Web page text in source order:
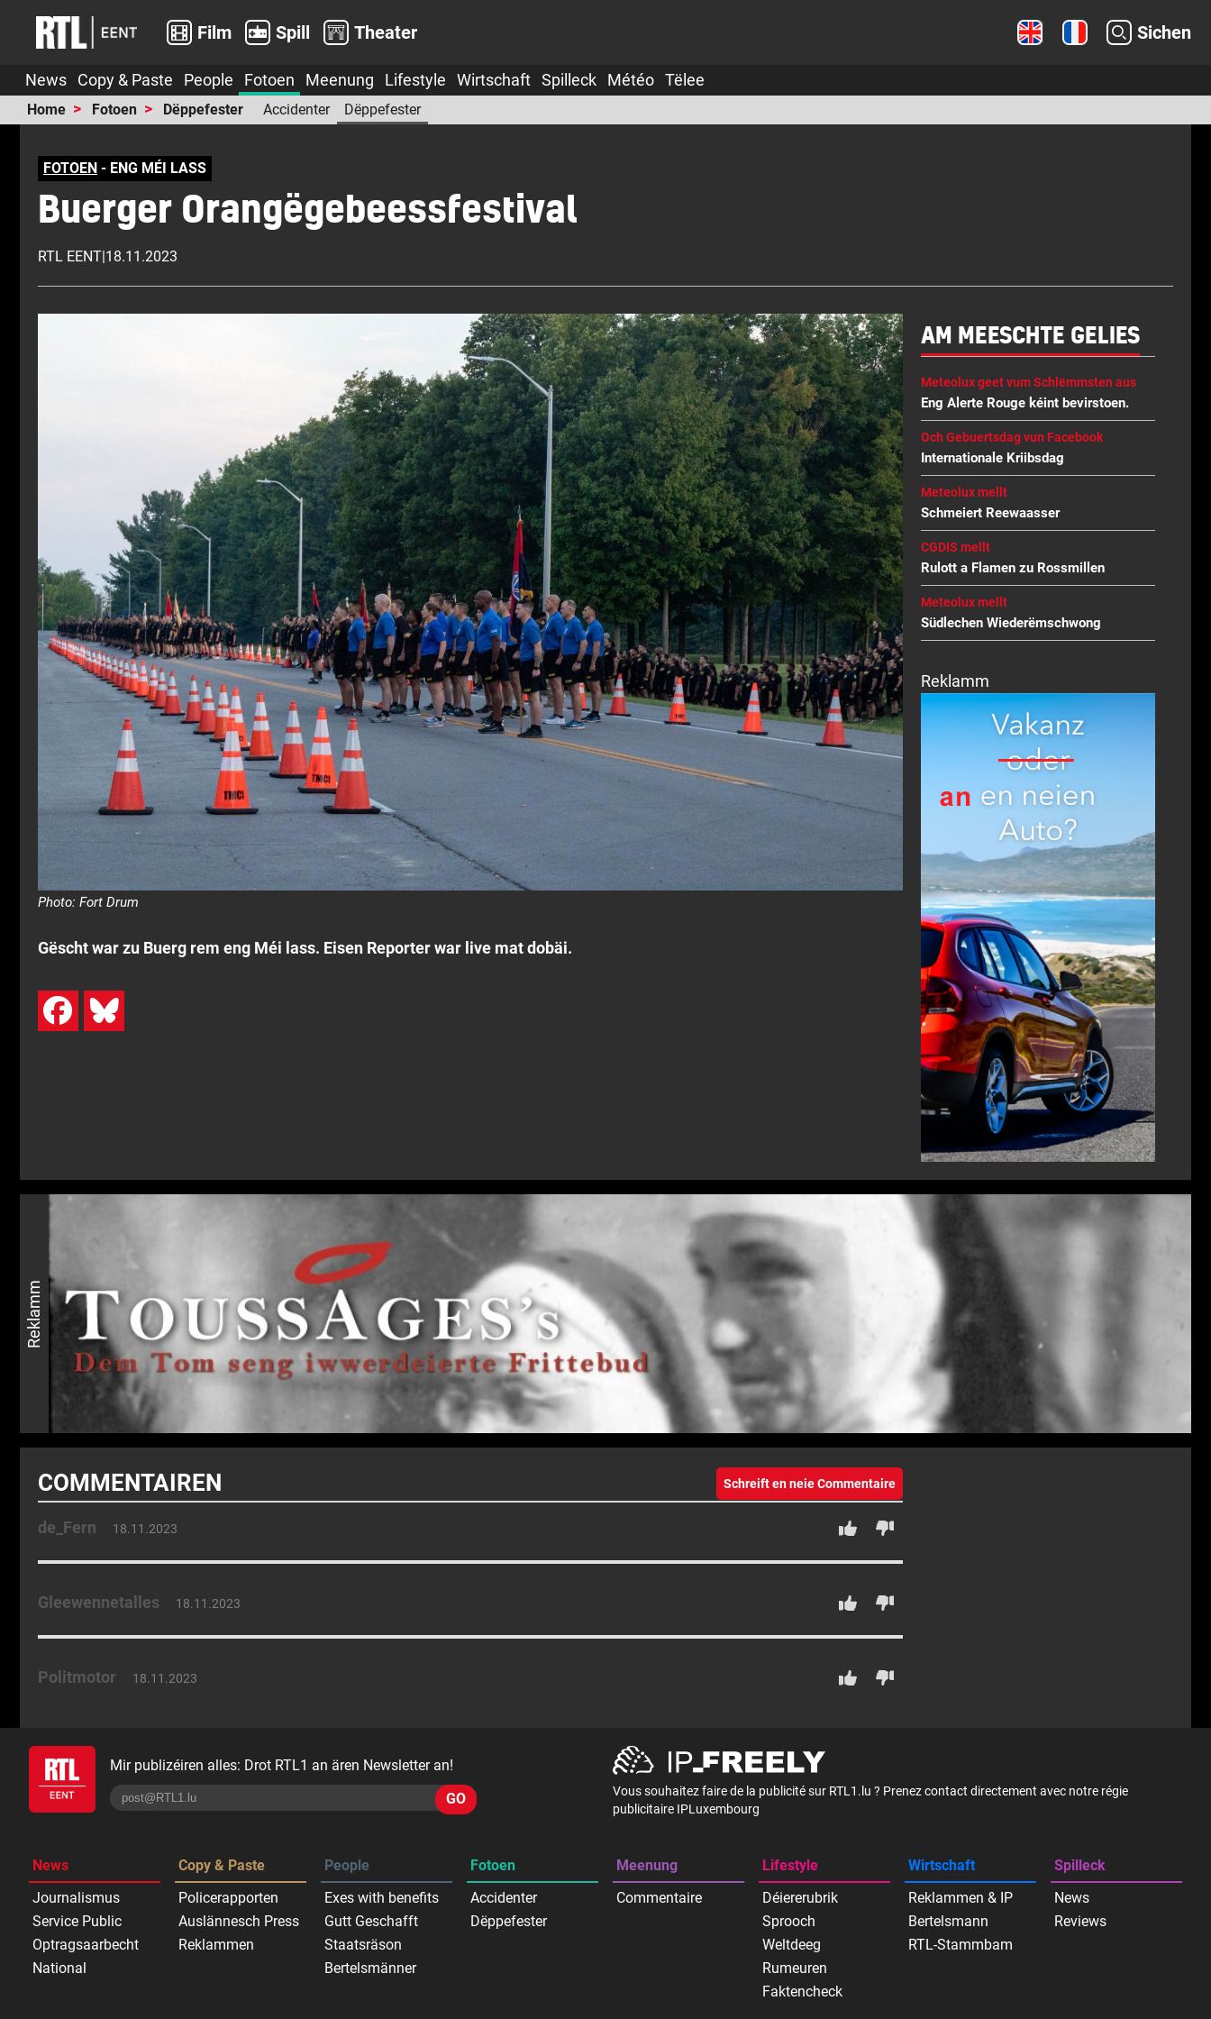
Film Spill Theater Sichen
News Copy & Paste People Fotoen Meenung Lifestyle Wirtschaft Spilleck Météo Tëlee
Home Fotoen Dëppefester Accidenter Dëppefester
FOTOEN - ENG MÉI LASS
Buerger Orangëgebeessfestival
RTL EENT|18.11.2023
Photo: Fort Drum
Gëscht war zu Buerg rem eng Méi lass. Eisen Reporter war live mat dobäi.
AM MEESCHTE GELIES
Meteolux geet vum Schlëmmsten aus
Eng Alerte Rouge kéint bevirstoen.
Och Gebuertsdag vun Facebook
Internationale Kriibsdag
Meteolux mellt
Schmeiert Reewaasser
CGDIS mellt
Rulott a Flamen zu Rossmillen
Meteolux mellt
Südlechen Wiederëmschwong
Reklamm
Reklamm
COMMENTAIREN Schreift en neie Commentaire
de_Fern 18.11.2023
Gleewennetalles 18.11.2023
Politmotor 18.11.2023
Mir publizéiren alles: Drot RTL1 an ären Newsletter an!
GO
Vous souhaitez faire de la publicité sur RTL1.lu ? Prenez contact directement avec notre régie
publicitaire IPLuxembourg
News
Journalismus
Service Public
Optragsaarbecht
National
Copy & Paste
Policerapporten
Auslännesch Press
Reklammen
People
Exes with benefits
Gutt Geschafft
Staatsräson
Bertelsmänner
Fotoen
Accidenter
Dëppefester
Meenung
Commentaire
Lifestyle
Déiererubrik
Sprooch
Weltdeeg
Rumeuren
Faktencheck
Wirtschaft
Reklammen & IP
Bertelsmann
RTL-Stammbam
Spilleck
News
Reviews